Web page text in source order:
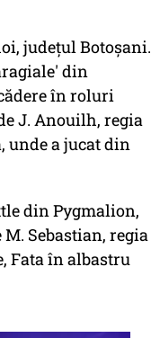
judeţul Botoşani.
din
în roluri
J. Anouilh, regia
unde a jucat din
din Pygmalion,
Sebastian, regia
Fata în albastru